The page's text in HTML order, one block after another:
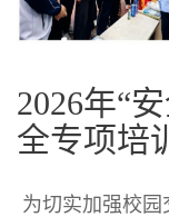
2026年“
全专项培
为切实加强校